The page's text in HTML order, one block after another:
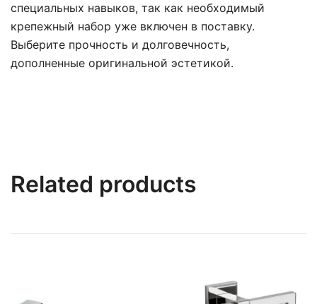
специальных навыков, так как необходимый
крепежный набор уже включен в поставку.
Выберите прочность и долговечность,
дополненные оригинальной эстетикой.
Related products